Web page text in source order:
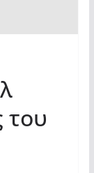
του